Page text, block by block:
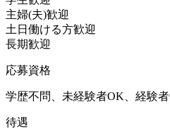
主婦(夫)歓迎
土日働ける方歓迎
長期歓迎
応募資格
学歴不問、未経験者OK、経験
待遇